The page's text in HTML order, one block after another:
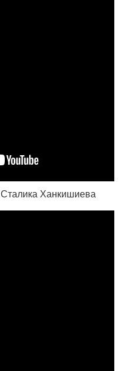
Ханкишиева